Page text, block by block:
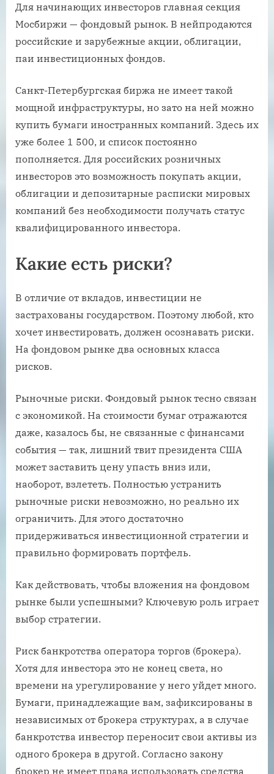
Для начинающих инвесторов главная секция
Мосбиржи — фондовый рынок. В нейпродаются
российские и зарубежные акции, облигации,
паи инвестиционных фондов.
Санкт-Петербургская биржа не имеет такой
мощной инфраструктуры, но зато на ней можно
купить бумаги иностранных компаний. Здесь их
уже более 1 500, и список постоянно
пополняется. Для российских розничных
инвесторов это возможность покупать акции,
облигации и депозитарные расписки мировых
компаний без необходимости получать статус
квалифицированного инвестора.
Какие есть риски?
В отличие от вкладов, инвестиции не
застрахованы государством. Поэтому любой, кто
хочет инвестировать, должен осознавать риски.
На фондовом рынке два основных класса
рисков.
Рыночные риски. Фондовый рынок тесно связан
с экономикой. На стоимости бумаг отражаются
даже, казалось бы, не связанные с финансами
события — так, лишний твит президента США
может заставить цену упасть вниз или,
наоборот, взлететь. Полностью устранить
рыночные риски невозможно, но реально их
ограничить. Для этого достаточно
придерживаться инвестиционной стратегии и
правильно формировать портфель.
Как действовать, чтобы вложения на фондовом
рынке были успешными? Ключевую роль играет
выбор стратегии.
Риск банкротства оператора торгов (брокера).
Хотя для инвестора это не конец света, но
времени на урегулирование у него уйдет много.
Бумаги, принадлежащие вам, зафиксированы в
независимых от брокера структурах, а в случае
банкротства инвестор переносит свои активы из
одного брокера в другой. Согласно закону
брокер не имеет права использовать средства